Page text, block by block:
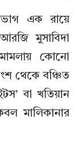
এক রায়ে
মুসাবিদা
কোনো
থেকে বঞ্চিত
বা খতিয়ান
মালিকানার